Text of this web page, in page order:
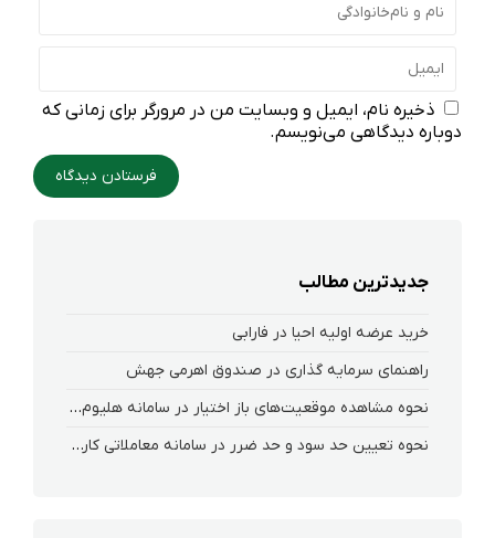
ذخیره نام، ایمیل و وبسایت من در مرورگر برای زمانی که
دوباره دیدگاهی می‌نویسم.
جدیدترین مطالب
خرید عرضه اولیه احیا در فارابی
راهنمای سرمایه گذاری در صندوق اهرمی جهش
نحوه‌ مشاهده‌ موقعیت‌های باز اختیار در سامانه هلیوم و نکست
نحوه تعیین حد سود و حد ضرر در سامانه معاملاتی کارگزاری فارابی